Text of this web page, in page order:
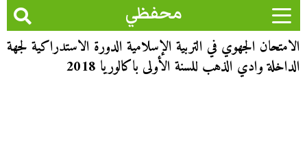
محفظي
الامتحان الجهوي في التربية الإسلامية الدورة الاستدراكية لجهة
الداخلة وادي الذهب للسنة الأولى باكالوريا 2018